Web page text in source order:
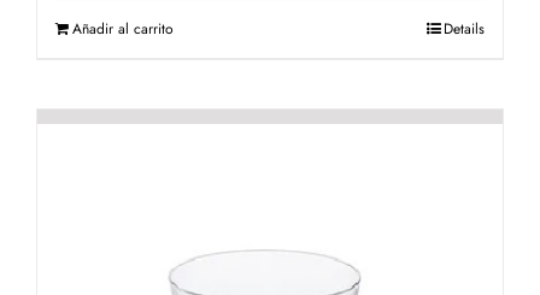
Añadir al carrito Details